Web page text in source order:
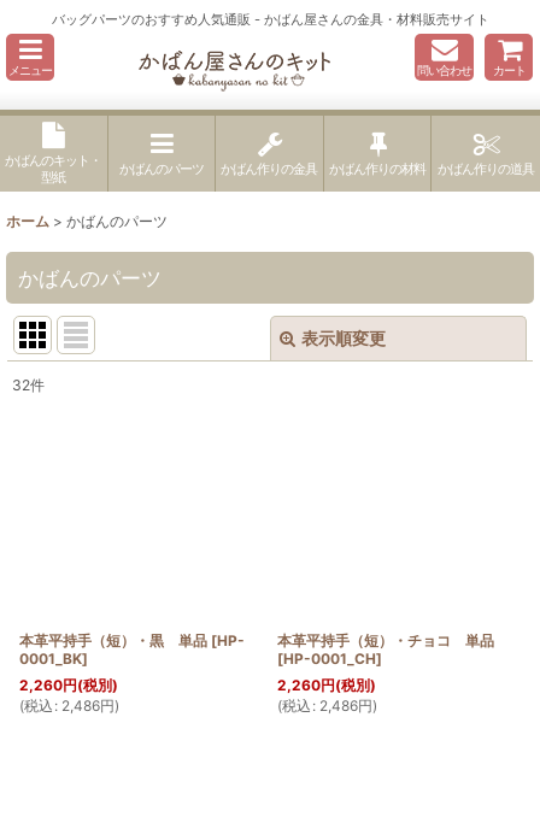
バッグパーツのおすすめ人気通販 - かばん屋さんの金具・材料販売サイト
メニュー 問い合わせ カート
かばんのキット・
型紙
かばんのパーツ かばん作りの金具 かばん作りの材料 かばん作りの道具
ホーム > かばんのパーツ
かばんのパーツ
表示順変更
32件
本革平持手（短）・黒 単品 [HP-
0001_BK]
2,260円(税別)
(税込 : 2,486円)
本革平持手（短）・チョコ 単品
[HP-0001_CH]
2,260円(税別)
(税込 : 2,486円)